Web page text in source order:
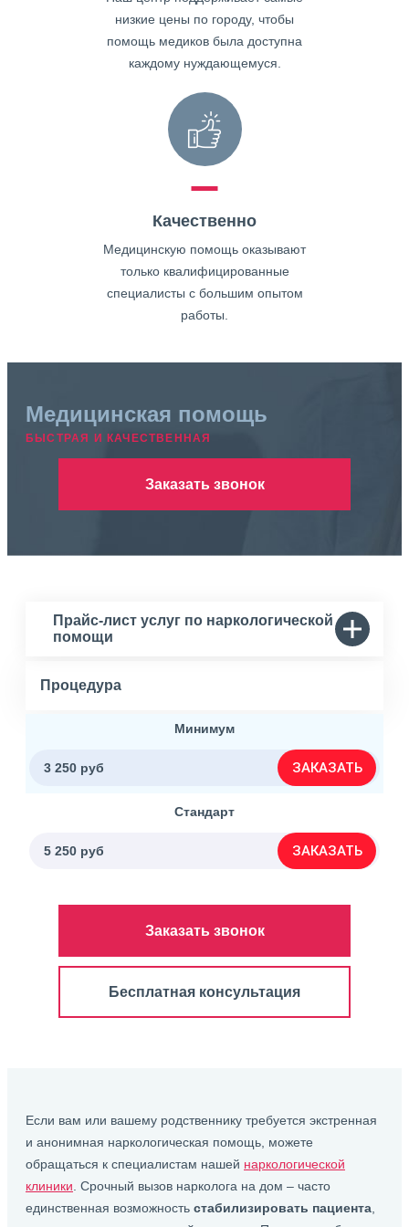
низкие цены по городу, чтобы
помощь медиков была доступна
каждому нуждающемуся.
Качественно
Медицинскую помощь оказывают
только квалифицированные
специалисты с большим опытом
работы.
Медицинская помощь
БЫСТРАЯ И КАЧЕСТВЕННАЯ
Заказать звонок
Прайс-лист услуг по наркологической
помощи
Процедура
Минимум
3 250 руб ЗАКАЗАТЬ
Стандарт
5 250 руб ЗАКАЗАТЬ
Заказать звонок
Бесплатная консультация
Если вам или вашему родственнику требуется экстренная
и анонимная наркологическая помощь, можете
обращаться к специалистам нашей наркологической
клиники . Срочный вызов нарколога на дом – часто
единственная возможность стабилизировать пациента